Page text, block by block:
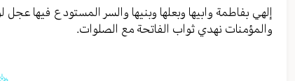
إلهي بفاطمة وابیها وبعلها وبنیها والسر المستودع فیها عجل
والمؤمنات نهدي ثواب الفاتحة مع الصلوات.